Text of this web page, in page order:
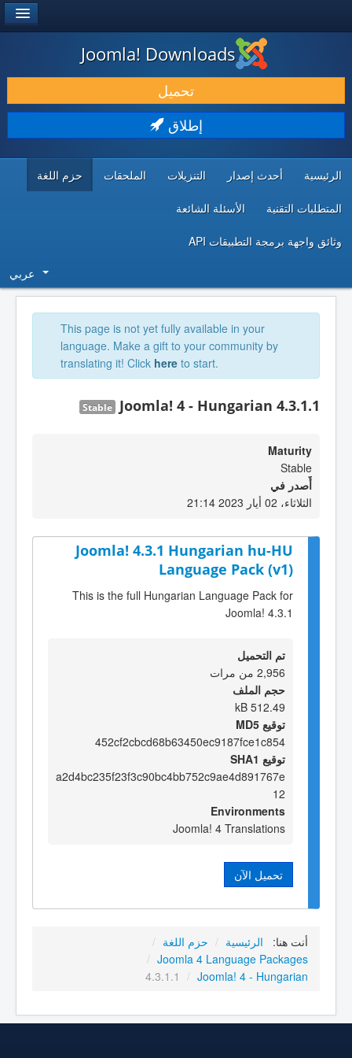
حمل & ومدد
اكتشف & تعلم
Joomla! Downloads
تحميل
إطلاق
الرئيسية أحدث إصدار التنزيلات الملحقات حزم اللغة
المتطلبات التقنية الأسئلة الشائعة
وثائق واجهة برمجة التطبيقات API
عربي
This page is not yet fully available in your
language. Make a gift to your community by
translating it! Click here to start.
Joomla! 4 - Hungarian 4.3.1.1
Stable
Maturity
Stable
أٌصدر في
الثلاثاء، 02 أيار 2023 21:14
Joomla! 4.3.1 Hungarian hu-HU
Language Pack (v1)
This is the full Hungarian Language Pack for
Joomla! 4.3.1
تم التحميل
2,956 من مرات
حجم الملف
512.49 kB
توقيع MD5
452cf2cbcd68b63450ec9187fce1c854
توقيع SHA1
a2d4bc235f23f3c90bc4bb752c9ae4d891767e
12
Environments
Joomla! 4 Translations
تحميل الآن
أنت هنا: الرئيسية / حزم اللغة /
Joomla 4 Language Packages
/
Joomla! 4 - Hungarian
/
4.3.1.1